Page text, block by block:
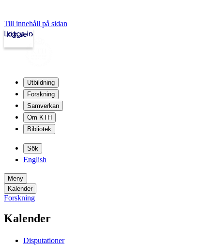
Till innehåll på sidan
kth.se
Logga in
Utbildning
Forskning
Samverkan
Om KTH
Bibliotek
Sök
English
Meny
Kalender
Forskning
Kalender
Disputationer